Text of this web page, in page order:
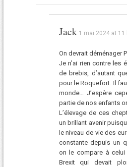
Jack 1 mai 2024 at 11
On devrait déménager
Je n’ai rien contre les
de brebis, d’autant
pour le Roquefort. Il
monde… J’espère
partie de nos enfants
L’élevage de ces
un brillant avenir
le niveau de vie des
constante depuis un
on le compare à
Brexit qui devait